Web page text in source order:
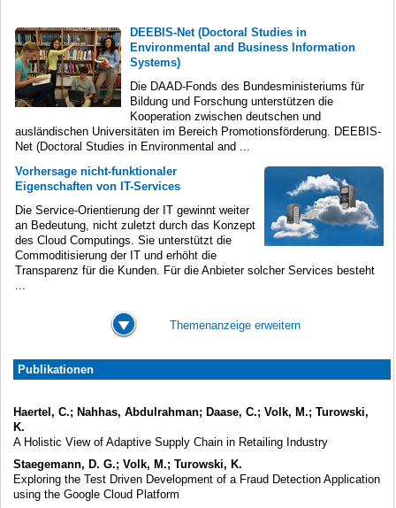
DEEBIS-Net (Doctoral Studies in
Environmental and Business Information
Systems)
Die DAAD-Fonds des Bundesministeriums für
Bildung und Forschung unterstützen die
Kooperation zwischen deutschen und
ausländischen Universitäten im Bereich Promotionsförderung. DEEBIS-
Net (Doctoral Studies in Environmental and ...
Vorhersage nicht-funktionaler
Eigenschaften von IT-Services
Die Service-Orientierung der IT gewinnt weiter
an Bedeutung, nicht zuletzt durch das Konzept
des Cloud Computings. Sie unterstützt die
Commoditisierung der IT und erhöht die
Transparenz für die Kunden. Für die Anbieter solcher Services besteht
Themenanzeige erweitern
Publikationen
Haertel, C.; Nahhas, Abdulrahman; Daase, C.; Volk, M.; Turowski,
K.
A Holistic View of Adaptive Supply Chain in Retailing Industry
Staegemann, D. G.; Volk, M.; Turowski, K.
Exploring the Test Driven Development of a Fraud Detection Application
using the Google Cloud Platform